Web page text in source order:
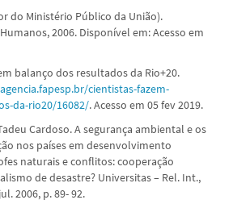
do Ministério Público da União).
2006. Disponível em: Acesso em
balanço dos resultados da Rio+20.
cientistas-fazem-
da-rio20/16082/. Acesso em 05 fev 2019.
Cardoso. A segurança ambiental e os
nos países em desenvolvimento
naturais e conflitos: cooperação
de desastre? Universitas – Rel. Int.,
2006, p. 89- 92.